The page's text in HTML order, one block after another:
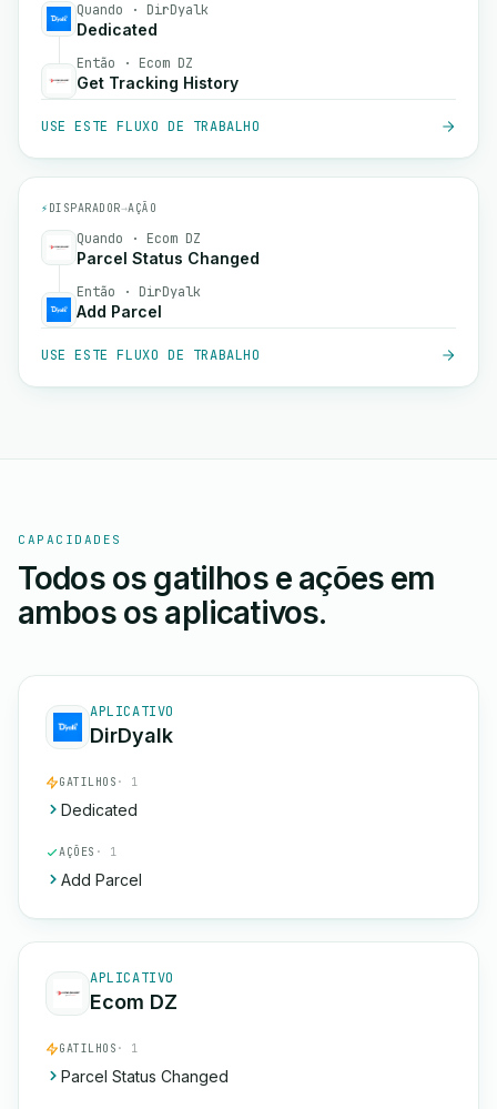
Quando · DirDyalk
Dedicated
Então · Ecom DZ
Get Tracking History
USE ESTE FLUXO DE TRABALHO
⚡ DISPARADOR→AÇÃO
Quando · Ecom DZ
Parcel Status Changed
Então · DirDyalk
Add Parcel
USE ESTE FLUXO DE TRABALHO
CAPACIDADES
Todos os gatilhos e ações em
ambos os aplicativos.
APLICATIVO
DirDyalk
GATILHOS · 1
Dedicated
AÇÕES · 1
Add Parcel
APLICATIVO
Ecom DZ
GATILHOS · 1
Parcel Status Changed